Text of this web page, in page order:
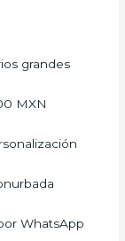
grandes
MXN
WhatsApp